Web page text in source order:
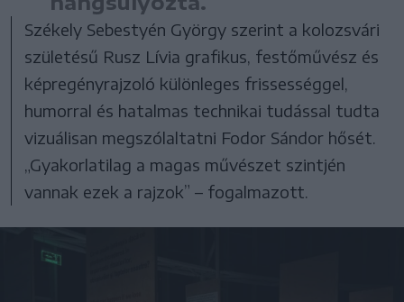
Székely Sebestyén György szerint a kolozsvári
születésű Rusz Lívia grafikus, festőművész és
képregényrajzoló különleges frissességgel,
humorral és hatalmas technikai tudással tudta
vizuálisan megszólaltatni Fodor Sándor hősét.
„Gyakorlatilag a magas művészet szintjén
vannak ezek a rajzok” – fogalmazott.